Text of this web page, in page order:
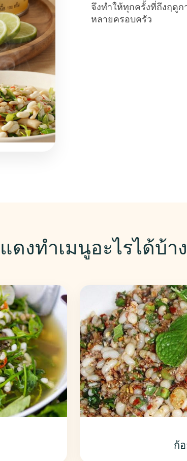
จึงทำให้ทุกครั้งที่ถึงฤดูก
หลายครอบครัว
ดงทำเมนูอะไรได้บ้า
ก้